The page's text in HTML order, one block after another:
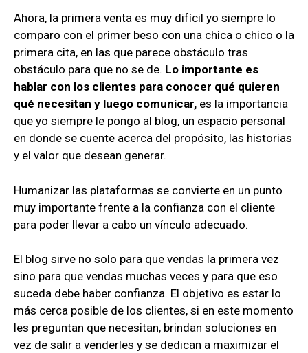
Ahora, la primera venta es muy difícil yo siempre lo
comparo con el primer beso con una chica o chico o la
primera cita, en las que parece obstáculo tras
obstáculo para que no se de. Lo importante es
hablar con los clientes para conocer qué quieren
qué necesitan y luego comunicar, es la importancia
que yo siempre le pongo al blog, un espacio personal
en donde se cuente acerca del propósito, las historias
y el valor que desean generar.
Humanizar las plataformas se convierte en un punto
muy importante frente a la confianza con el cliente
para poder llevar a cabo un vínculo adecuado.
El blog sirve no solo para que vendas la primera vez
sino para que vendas muchas veces y para que eso
suceda debe haber confianza. El objetivo es estar lo
más cerca posible de los clientes, si en este momento
les preguntan que necesitan, brindan soluciones en
vez de salir a venderles y se dedican a maximizar el